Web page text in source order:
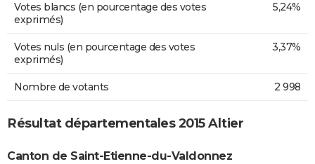
Votes blancs (en pourcentage des votes
exprimés)
5,24%
Votes nuls (en pourcentage des votes
exprimés)
3,37%
Nombre de votants 2 998
Résultat départementales 2015 Altier
Canton de Saint-Etienne-du-Valdonnez